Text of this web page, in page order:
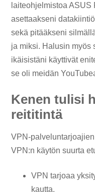
laiteohjelmistoa ASUS
asettaakseni
sekä pitääkseni
ja miksi. Halusin myös
ikäisistäni käyttivät
se oli meidän
Kenen tulisi
reititintä
VPN-
VPN:n käytön suurta
VPN tarjoaa
kautta.